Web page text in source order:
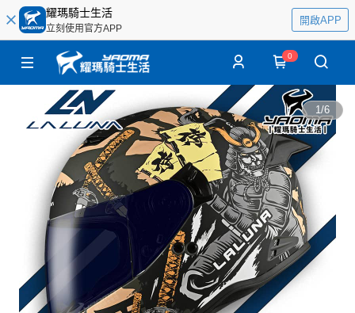
耀瑪騎士生活
立刻使用官方APP
開啟APP
0
1/6